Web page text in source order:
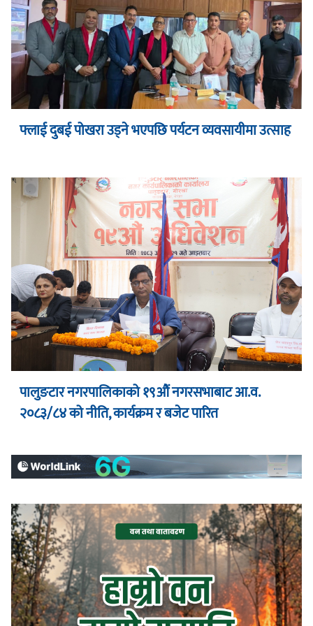
फ्लाई दुबई पोखरा उड्ने भएपछि पर्यटन व्यवसायीमा उत्साह
पालुङटार नगरपालिकाको १९औं नगरसभाबाट आ.व.
२०८३/८४ को नीति, कार्यक्रम र बजेट पारित